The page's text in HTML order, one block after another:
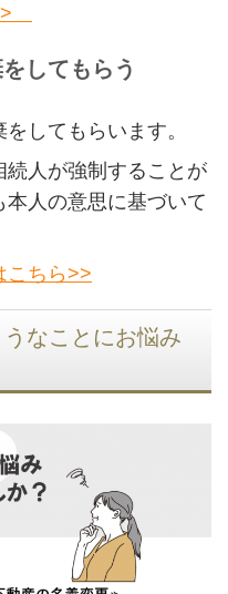
してもらう
してもらいます。
人が強制することが
人の意思に基づいて
こちら>>
なことにお悩み